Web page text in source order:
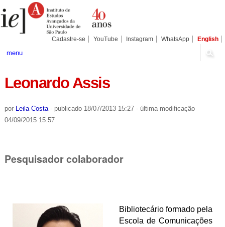
para
conteúdo.
Pessoais
Cadastre-se YouTube Instagram WhatsApp English
menu
Leonardo Assis
por Leila Costa - publicado18/07/2013 15:27 - última modificação
04/09/2015 15:57
Pesquisador colaborador
Bibliotecário formado pela
Escola de Comunicações